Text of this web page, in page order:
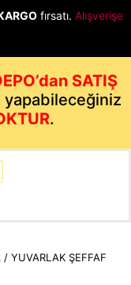
fırsatı. Alışverişe
SATIŞ
yapabileceğiniz
.
/ YUVARLAK ŞEFFAF